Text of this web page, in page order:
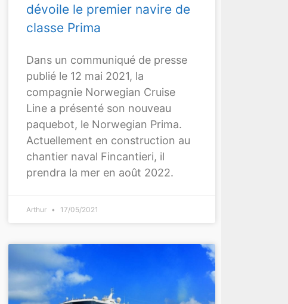
dévoile le premier navire de
classe Prima
Dans un communiqué de presse
publié le 12 mai 2021, la
compagnie Norwegian Cruise
Line a présenté son nouveau
paquebot, le Norwegian Prima.
Actuellement en construction au
chantier naval Fincantieri, il
prendra la mer en août 2022.
Arthur 17/05/2021